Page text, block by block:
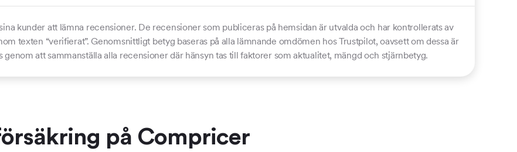
kunder att lämna recensioner. De recensioner som publiceras på hemsidan är utvalda och har kontrollerats av
texten “verifierat”. Genomsnittligt betyg baseras på alla lämnande omdömen hos Trustpilot, oavsett om dessa är
att sammanställa alla recensioner där hänsyn tas till faktorer som aktualitet, mängd och stjärnbetyg.
på Compricer